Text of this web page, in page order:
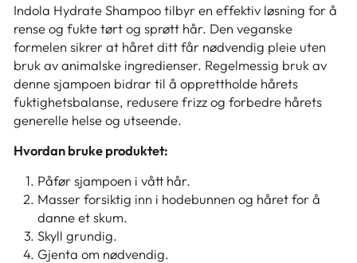
Indola Hydrate Shampoo tilbyr en effektiv løsning for å
rense og fukte tørt og sprøtt hår. Den veganske
formelen sikrer at håret ditt får nødvendig pleie uten
bruk av animalske ingredienser. Regelmessig bruk av
denne sjampoen bidrar til å opprettholde hårets
fuktighetsbalanse, redusere frizz og forbedre hårets
generelle helse og utseende.
Hvordan bruke produktet:
Påfør sjampoen i vått hår.
Masser forsiktig inn i hodebunnen og håret for å
danne et skum.
Skyll grundig.
Gjenta om nødvendig.